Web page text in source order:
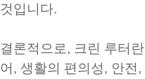
것입니다.
결론적으로, 크린 루터
어, 생활의 편의성, 안전